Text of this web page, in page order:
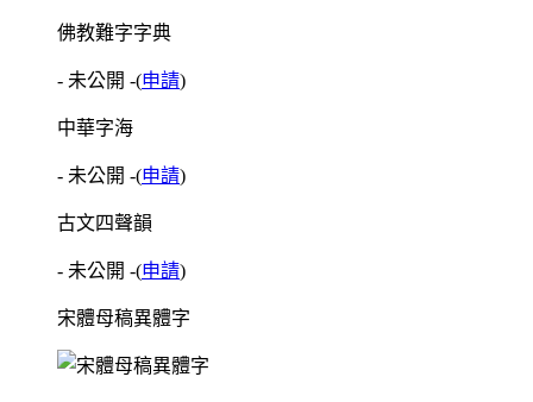
佛教難字字典
- 未公開 -(申請)
中華字海
- 未公開 -(申請)
古文四聲韻
- 未公開 -(申請)
宋體母稿異體字